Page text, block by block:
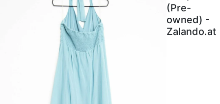
(Pre-
owned) -
Zalando.at